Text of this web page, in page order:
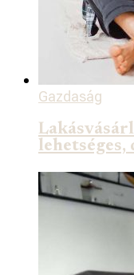
Gazdaság
lehetséges,